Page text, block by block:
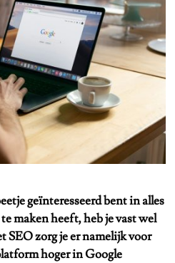
geïnteresseerd bent in alles
maken heeft, heb je vast wel
SEO zorg je er namelijk voor
hoger in Google